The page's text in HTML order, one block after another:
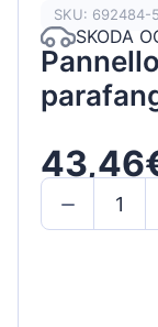
SKU: 692484-5
SKODA